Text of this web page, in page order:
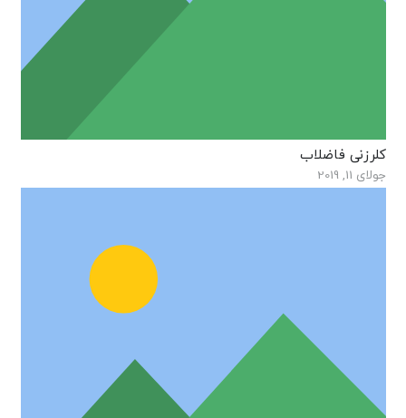
کلرزنی فاضلاب
جولای 11, 2019